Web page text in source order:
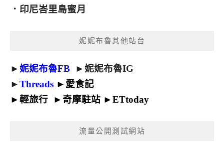
． 印尼峇里島蜜月
妮妮布魯其他站台
►妮妮布魯FB ►妮妮布魯IG
►Threads ► 愛食記
►輕旅行 ► 奇摩駐站 ►ETtoday
流量公開測試網站